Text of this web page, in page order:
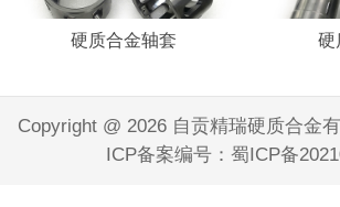
硬质合金轴套 硬
Copyright @ 2026 自贡精瑞硬质合金
ICP备案编号：蜀ICP备